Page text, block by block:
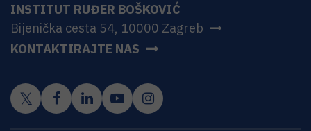
INSTITUT RUĐER BOŠKOVIĆ
Bijenička cesta 54, 10000 Zagreb
KONTAKTIRAJTE NAS